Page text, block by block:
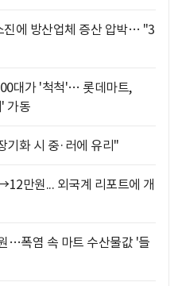
진에 방산업체 증산 압박… "3
대가 '척척'… 롯데마트,
가동
화 시 중·러에 유리"
만원... 외국계 리포트에 개
…폭염 속 마트 수산물값 '들